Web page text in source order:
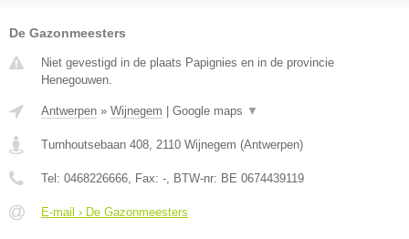
De Gazonmeesters
Niet gevestigd in de plaats Papignies en in de provincie
Henegouwen.
Antwerpen » Wijnegem Google maps ▼
Turnhoutsebaan 408 2110 Wijnegem (Antwerpen)
Tel: 0468226666 , Fax: - , BTW-nr: BE 0674439119
E-mail › De Gazonmeesters